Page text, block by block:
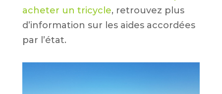
acheter un tricycle, retrouvez plus
d’information sur les aides accordées
par l’état.